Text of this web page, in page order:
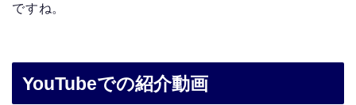
ですね。
YouTubeでの紹介動画